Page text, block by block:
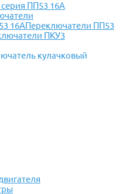
ПП53 16А
16АПереключатели ПП53
ПКУ3
кулачковый